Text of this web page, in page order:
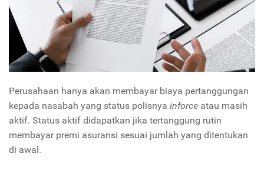
Perusahaan hanya akan membayar biaya pertanggungan
kepada nasabah yang status polisnya inforce atau masih
aktif. Status aktif didapatkan jika tertanggung rutin
membayar premi asuransi sesuai jumlah yang ditentukan
di awal.